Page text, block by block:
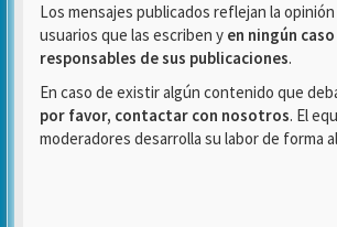
Los mensajes publicados reflejan la
usuarios que las escriben y en ningún
responsables de sus publicaciones.
En caso de existir algún contenido que
por favor, contactar con nosotros. El
moderadores desarrolla su labor de forma